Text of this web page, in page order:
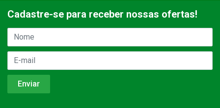
Cadastre-se para receber nossas ofertas!